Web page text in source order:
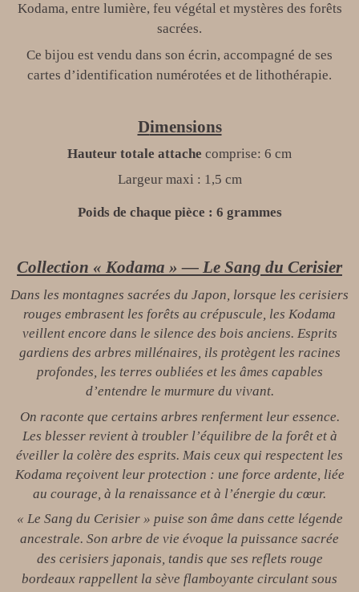
Kodama, entre lumière, feu végétal et mystères des forêts
sacrées.
Ce bijou est vendu dans son écrin, accompagné de ses
cartes d’identification numérotées et de lithothérapie.
Dimensions
Hauteur totale attache comprise: 6 cm
Largeur maxi : 1,5 cm
Poids de chaque pièce : 6 grammes
Collection « Kodama » — Le Sang du Cerisier
Dans les montagnes sacrées du Japon, lorsque les cerisiers
rouges embrasent les forêts au crépuscule, les Kodama
veillent encore dans le silence des bois anciens. Esprits
gardiens des arbres millénaires, ils protègent les racines
profondes, les terres oubliées et les âmes capables
d’entendre le murmure du vivant.
On raconte que certains arbres renferment leur essence.
Les blesser revient à troubler l’équilibre de la forêt et à
éveiller la colère des esprits. Mais ceux qui respectent les
Kodama reçoivent leur protection : une force ardente, liée
au courage, à la renaissance et à l’énergie du cœur.
« Le Sang du Cerisier » puise son âme dans cette légende
ancestrale. Son arbre de vie évoque la puissance sacrée
des cerisiers japonais, tandis que ses reflets rouge
bordeaux rappellent la sève flamboyante circulant sous